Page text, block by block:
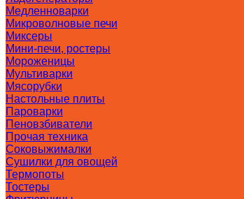
Медленноварки
Микроволновые печи
Миксеры
Мини-печи, ростеры
Мороженицы
Мультиварки
Мясорубки
Настольные плиты
Пароварки
Пеновзбиватели
Прочая техника
Соковыжималки
Сушилки для овощей
Термопоты
Тостеры